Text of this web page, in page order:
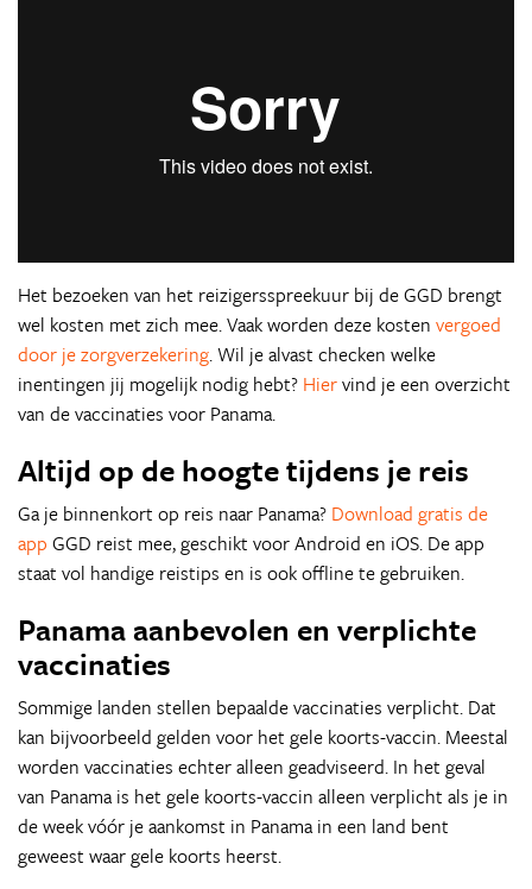
Het bezoeken van het reizigersspreekuur bij de GGD brengt
wel kosten met zich mee. Vaak worden deze kosten vergoed
door je zorgverzekering. Wil je alvast checken welke
inentingen jij mogelijk nodig hebt? Hiervind je een overzicht
van de vaccinaties voor Panama.
Altijd op de hoogte tijdens je reis
Ga je binnenkort op reis naar Panama? Download gratis de
app GGD reist mee, geschikt voor Android en iOS. De app
staat vol handige reistips en is ook offline te gebruiken.
Panama aanbevolen en verplichte
vaccinaties
Sommige landen stellen bepaalde vaccinaties verplicht. Dat
kan bijvoorbeeld gelden voor het gele koorts-vaccin. Meestal
worden vaccinaties echter alleen geadviseerd. In het geval
van Panama is het gele koorts-vaccin alleen verplicht als je in
de week vóór je aankomst in Panama in een land bent
geweest waar gele koorts heerst.